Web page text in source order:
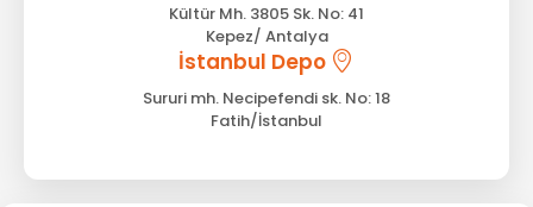
Kültür Mh. 3805 Sk. No: 41
Kepez/ Antalya
İstanbul Depo
Sururi mh. Necipefendi sk. No: 18
Fatih/İstanbul